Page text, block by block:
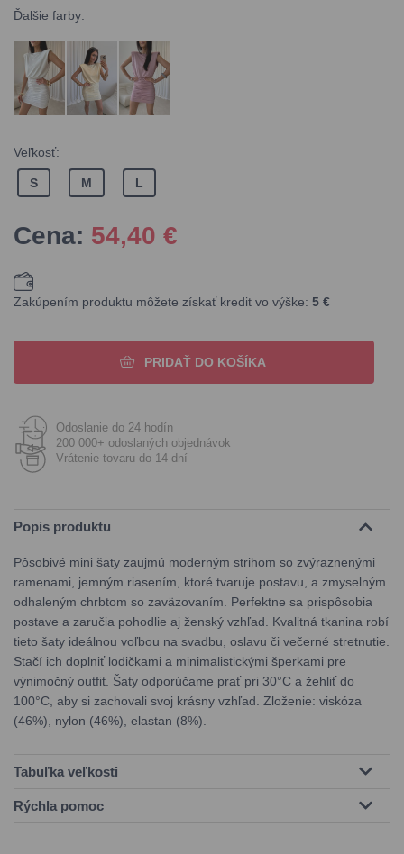
Ďalšie farby:
Veľkosť:
S M L
Cena: 54,40 €
Zakúpením produktu môžete získať kredit vo výške: 5 €
PRIDAŤ DO KOŠÍKA
Odoslanie do 24 hodín
200 000+ odoslaných objednávok
Vrátenie tovaru do 14 dní
Popis produktu
Pôsobivé mini šaty zaujmú moderným strihom so zvýraznenými
ramenami, jemným riasením, ktoré tvaruje postavu, a zmyselným
odhaleným chrbtom so zaväzovaním. Perfektne sa prispôsobia
postave a zaručia pohodlie aj ženský vzhľad. Kvalitná tkanina robí
tieto šaty ideálnou voľbou na svadbu, oslavu či večerné stretnutie.
Stačí ich doplniť lodičkami a minimalistickými šperkami pre
výnimočný outfit. Šaty odporúčame prať pri 30°C a žehliť do
100°C, aby si zachovali svoj krásny vzhľad. Zloženie: viskóza
(46%), nylon (46%), elastan (8%).
Tabuľka veľkosti
Rýchla pomoc